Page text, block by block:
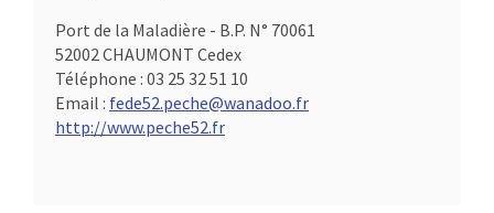
Port de la Maladière - B.P. N° 70061
52002 CHAUMONT Cedex
Téléphone : 03 25 32 51 10
Email : fede52.peche@wanadoo.fr
http://www.peche52.fr